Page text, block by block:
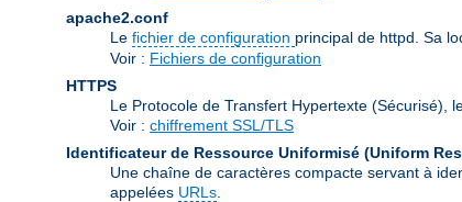
apache2.conf
Le fichier de configuration principal de httpd. Sa
Voir : Fichiers de configuration
HTTPS
Le Protocole de Transfert Hypertexte (Sécurisé),
Voir : chiffrement SSL/TLS
Identificateur de Ressource Uniformisé (Uniform
Une chaîne de caractères compacte servant à
appelées URLs